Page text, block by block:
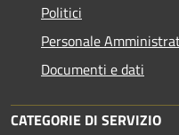
Politici
Personale
Documenti e dati
CATEGORIE DI SERVIZIO